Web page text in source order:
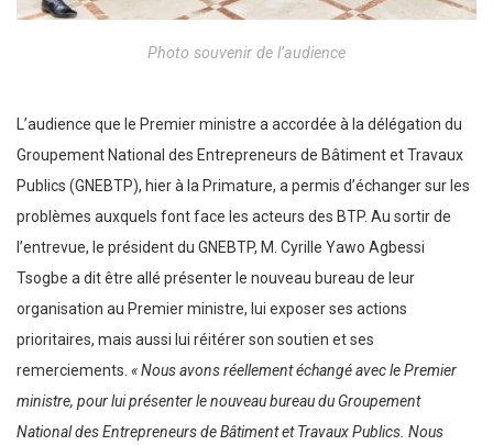
Photo souvenir de l’audience
L’audience que le Premier ministre a accordée à la délégation du
Groupement National des Entrepreneurs de Bâtiment et Travaux
Publics (GNEBTP), hier à la Primature, a permis d’échanger sur les
problèmes auxquels font face les acteurs des BTP. Au sortir de
l’entrevue, le président du GNEBTP, M. Cyrille Yawo Agbessi
Tsogbe a dit être allé présenter le nouveau bureau de leur
organisation au Premier ministre, lui exposer ses actions
prioritaires, mais aussi lui réitérer son soutien et ses
remerciements. « Nous avons réellement échangé avec le Premier
ministre, pour lui présenter le nouveau bureau du Groupement
National des Entrepreneurs de Bâtiment et Travaux Publics. Nous